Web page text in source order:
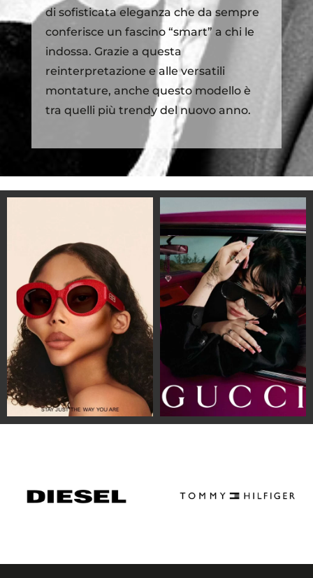
di sofisticata eleganza che da sempre
conferisce un fascino “smart” a chi le
indossa. Grazie a questa
reinterpretazione e alle versatili
montature, anche questo modello è
tra quelli più trendy del nuovo anno.